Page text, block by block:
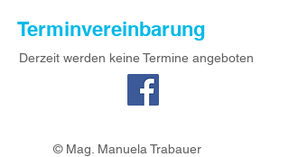
Terminvereinbarung
Derzeit werden keine Termine angeboten
© Mag. Manuela Trabauer